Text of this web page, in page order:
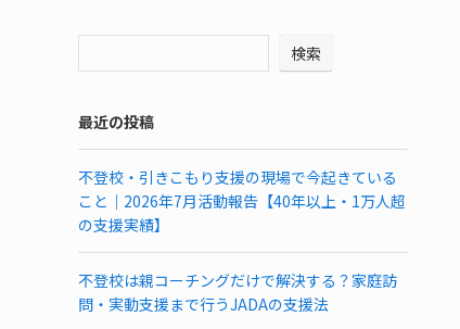
検索
最近の投稿
不登校・引きこもり支援の現場で今起きている
こと｜2026年7月活動報告【40年以上・1万人超
の支援実績】
不登校は親コーチングだけで解決する？家庭訪
問・実動支援まで行うJADAの支援法